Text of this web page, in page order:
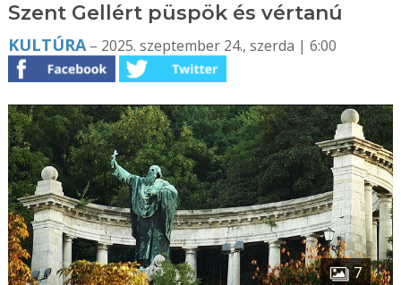
Szent Gellért püspök és vértanú
KULTÚRA– 2025. szeptember 24., szerda | 6:00
7